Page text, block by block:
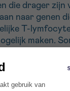
die drager zijn
naar genen
T-
maken.
lymfocyten